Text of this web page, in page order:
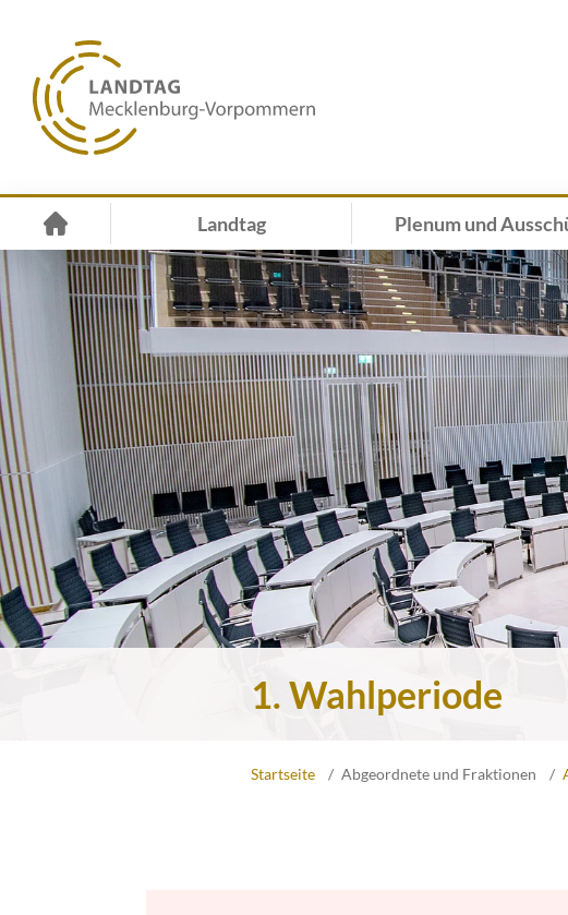
Landtag Plenum und
1. Wahlperiode
Startseite Abgeordnete und Fraktionen